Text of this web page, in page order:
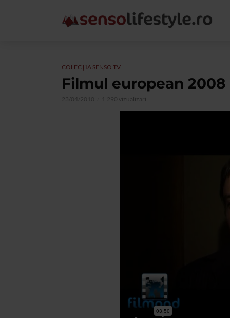
COLECŢIA SENSO TV
Filmul european 2008
23/04/2010 1.290 vizualizari